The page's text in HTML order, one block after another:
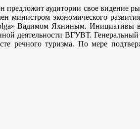
аудитории свое видение
министром экономического
Вадимом Яхниным. Инициативы в
деятельности ВГУВТ.
речного туризма. По мере